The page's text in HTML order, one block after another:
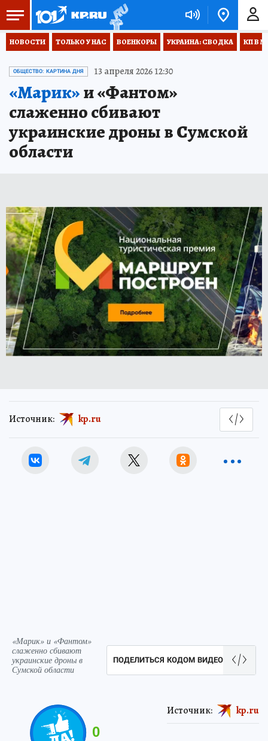
НОВОСТИ ТОЛЬКО У НАС ВОЕНКОРЫ УКРАИНА: СВОДКА КП В
ОБЩЕСТВО: КАРТИНА ДНЯ 13 апреля 2026 12:30
«Марик»и «Фантом»
слаженно сбивают
украинские дроны в Сумской
области
Источник: kp.ru
«Марик» и «Фантом»
слаженно сбивают
украинские дроны в
Сумской области
ПОДЕЛИТЬСЯ КОДОМ ВИДЕО
0
Источник: kp.ru